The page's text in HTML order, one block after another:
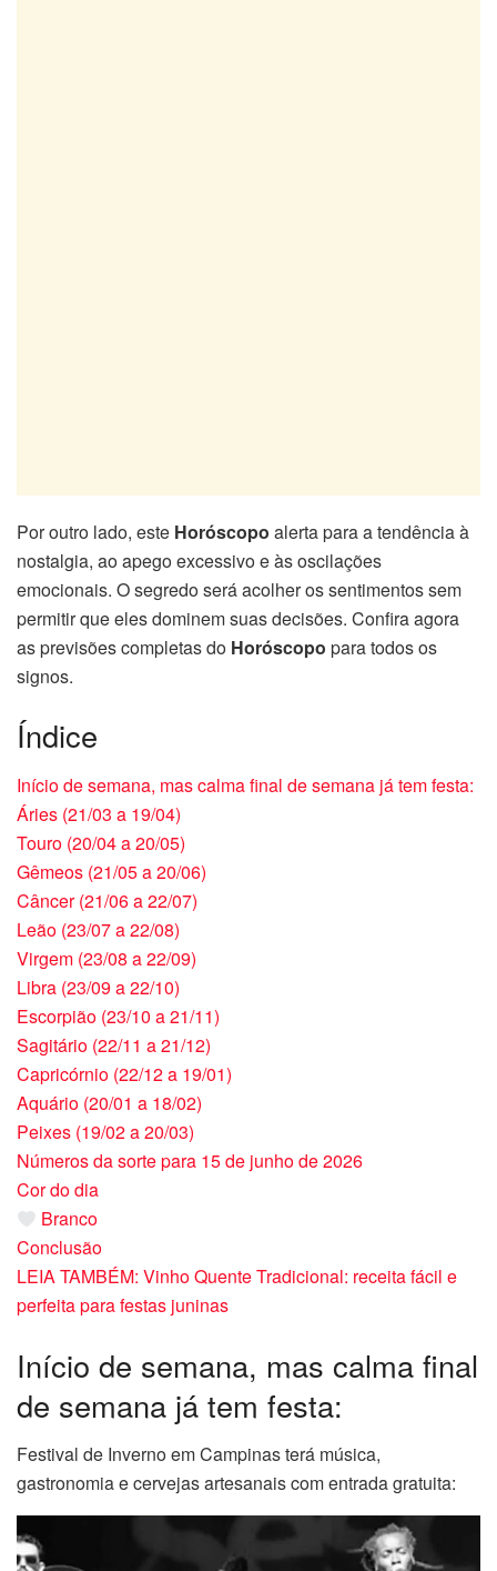
Por outro lado, este Horóscopo alerta para a tendência à
nostalgia, ao apego excessivo e às oscilações
emocionais. O segredo será acolher os sentimentos sem
permitir que eles dominem suas decisões. Confira agora
as previsões completas do Horóscopo para todos os
signos.
Índice
Início de semana, mas calma final de semana já tem festa:
Áries (21/03 a 19/04)
Touro (20/04 a 20/05)
Gêmeos (21/05 a 20/06)
Câncer (21/06 a 22/07)
Leão (23/07 a 22/08)
Virgem (23/08 a 22/09)
Libra (23/09 a 22/10)
Escorpião (23/10 a 21/11)
Sagitário (22/11 a 21/12)
Capricórnio (22/12 a 19/01)
Aquário (20/01 a 18/02)
Peixes (19/02 a 20/03)
Números da sorte para 15 de junho de 2026
Cor do dia
Branco
Conclusão
LEIA TAMBÉM: Vinho Quente Tradicional: receita fácil e
perfeita para festas juninas
Início de semana, mas calma final
de semana já tem festa:
Festival de Inverno em Campinas terá música,
gastronomia e cervejas artesanais com entrada gratuita: